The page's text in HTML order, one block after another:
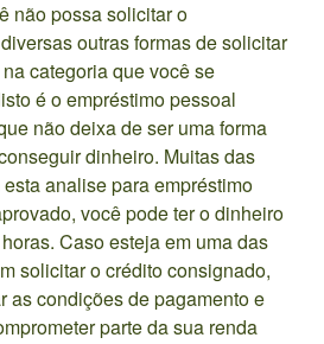
não possa solicitar o
outras formas de solicitar
categoria que você se
é o empréstimo pessoal
não deixa de ser uma forma
dinheiro. Muitas das
analise para empréstimo
você pode ter o dinheiro
Caso esteja em uma das
solicitar o crédito consignado,
as condições de pagamento e
parte da sua renda